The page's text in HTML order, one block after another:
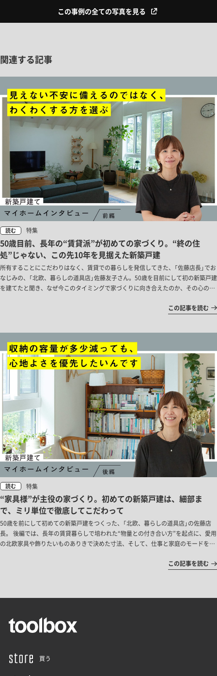
この事例の全ての写真を見る
関連する記事
読む 特集
50歳目前、長年の“賃貸派”が初めての家づくり。“終の住
処”じゃない、この先10年を見据えた新築戸建
所有することにこだわりはなく、賃貸での暮らしを発信してきた、「佐藤店長」でお
なじみの、「北欧、暮らしの道具店」佐藤友子さん。50歳を目前にして初の新築戸建
を建てたと聞き、なぜ今このタイミングで家づくりに向き合えたのか、その心の動
この記事を読む
読む 特集
“家具様”が主役の家づくり。初めての新築戸建は、細部ま
で、ミリ単位で徹底してこだわって
50歳を前にして初めての新築戸建をつくった、「北欧、暮らしの道具店」の佐藤店
長。 後編では、長年の賃貸暮らしで培われた“物量との付き合い方”を起点に、愛用
の北欧家具や飾りたいものありきで決めた寸法、そして、仕事と家庭のモードを切
この記事を読む
買う